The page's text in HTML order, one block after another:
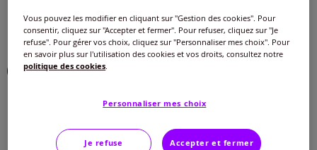
Couleur :bleu pétrole
Choisir une couleur :
Vous pouvez les modifier en cliquant sur "Gestion des cookies". Pour
consentir, cliquez sur "Accepter et fermer". Pour refuser, cliquez sur "Je
refuse". Pour gérer vos choix, cliquez sur "Personnaliser mes choix". Pour
en savoir plus sur l'utilisation des cookies et vos droits, consultez notre
politique des cookies
Personnaliser mes choix
Je refuse Accepter et fermer